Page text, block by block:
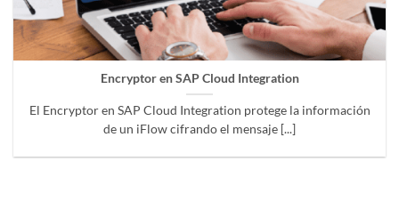
Encryptor en SAP Cloud Integration
El Encryptor en SAP Cloud Integration protege la información
de un iFlow cifrando el mensaje [...]